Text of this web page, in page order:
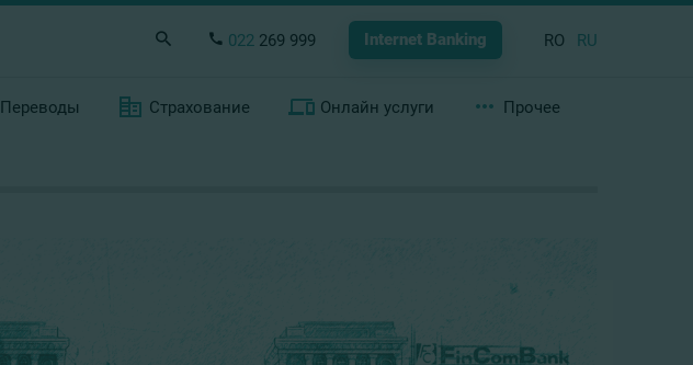
022 269 999 Internet Banking RO RU
Переводы Страхование Онлайн услуги Прочее